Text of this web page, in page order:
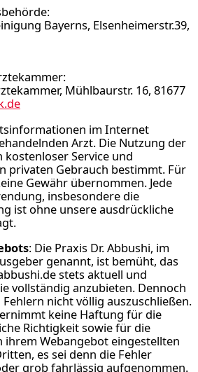
Bayerns, Elsenheimerstr.39,
Mühlbaurstr. 16, 81677
im Internet
Arzt. Die Nutzung der
Service und
privaten Gebrauch bestimmt. Für
Gewähr übernommen. Jede
insbesondere die
ist ohne unsere ausdrückliche
: Die Praxis Dr. Abbushi, im
genannt, ist bemüht, das
stets aktuell und
vollständig anzubieten. Dennoch
nicht völlig auszuschließen.
keine Haftung für die
Richtigkeit sowie für die
Webangebot eingestellten
es sei denn die Fehler
grob fahrlässig aufgenommen.